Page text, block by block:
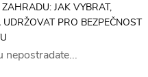
JAK VYBRAT,
PRO BEZPEČNOST
nepostradate...